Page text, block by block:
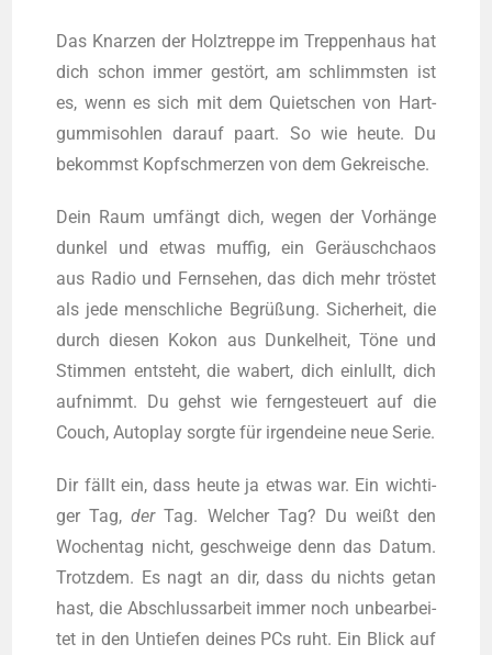
Das Knar­zen der Holz­trep­pe im Trep­pen­haus hat
dich schon immer gestört, am schlimms­ten ist
es, wenn es sich mit dem Quiet­schen von Hart­
gum­mi­soh­len dar­auf paart. So wie heu­te. Du
bekommst Kopf­schmer­zen von dem Gekreische.
Dein Raum umfängt dich, wegen der Vor­hän­ge
dun­kel und etwas muf­fig, ein Geräusch­cha­os
aus Radio und Fern­se­hen, das dich mehr trös­tet
als jede mensch­li­che Begrü­ßung. Sicher­heit, die
durch die­sen Kokon aus Dun­kel­heit, Töne und
Stim­men ent­steht, die wabert, dich ein­lullt, dich
auf­nimmt. Du gehst wie fern­ge­steu­ert auf die
Couch, Auto­play sorg­te für irgend­ei­ne neue Serie.
Dir fällt ein, dass heu­te ja etwas war. Ein wich­ti­
ger Tag,derTag. Wel­cher Tag? Du weißt den
Wochen­tag nicht, geschwei­ge denn das Datum.
Trotz­dem. Es nagt an dir, dass du nichts getan
hast, die Abschluss­ar­beit immer noch unbe­ar­bei­
tet in den Untie­fen dei­nes PCs ruht. Ein Blick auf